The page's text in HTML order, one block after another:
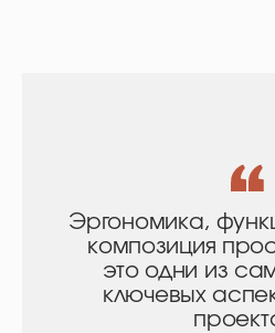
Эргономика,
композиция
это одни из
ключевых